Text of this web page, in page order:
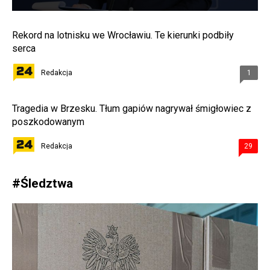
Rekord na lotnisku we Wrocławiu. Te kierunki podbiły
serca
Redakcja 1
Tragedia w Brzesku. Tłum gapiów nagrywał śmigłowiec z
poszkodowanym
Redakcja 29
#Śledztwa